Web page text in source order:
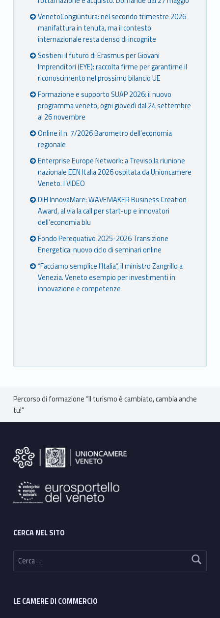
VenetoCongiuntura: nel secondo trimestre 2026
manifattura in tenuta, ma il contesto
internazionale resta denso di incognite
Sostieni il futuro di Erasmus per Giovani
Imprenditori (EYE): raccolta firme per garantirne il
riconoscimento nel prossimo bilancio UE
Formazione e supporto SUAP 2026: il nuovo
programma veneto, ogni giovedì dal 24 settembre
al 26 novembre
Online il n. 7/2026 Barometro dell’economia
regionale
Enterprise Europe Network: a Treviso la riunione
nazionale EEN Italia 2026 ospitata da Unioncamere
Veneto. I VIDEO
DIH InnovaMare: WAVEMAKER Business Creation
Award, al via la call per start-up e innovatori
dell’economia blu
Fondo Perequativo 2025-2026 Transizione
Energetica: nuovo ciclo di seminari online
“Facciamo semplice l’Italia”, il ministro Zangrillo a
Venezia. Veneto esempio per investimenti in
innovazione e competenze
Breadcrumbs navigation
Percorso di formazione “Il turismo è cambiato, cambia anche
tu!”
CERCA NEL SITO
Ricerca per:
LE CAMERE DI COMMERCIO